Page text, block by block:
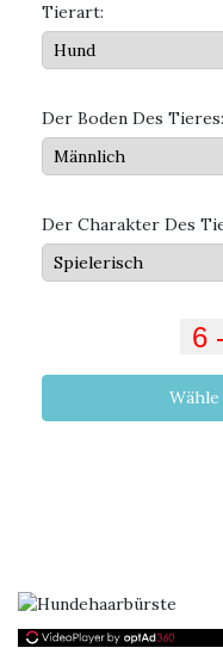
Tierart:
Der Boden Des Tieres:
Der Charakter Des